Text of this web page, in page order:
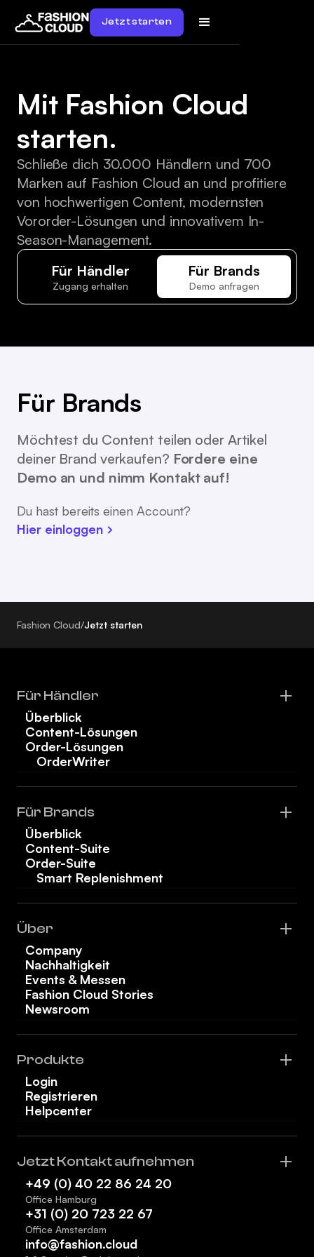
Jetzt starten
Mit Fashion Cloud
starten.
Schließe dich 30.000 Händlern und 700
Marken auf Fashion Cloud an und profitiere
von hochwertigen Content, modernsten
Vororder-Lösungen und innovativem In-
Season-Management.
Für Händler
Zugang erhalten
Für Brands
Demo anfragen
Für Brands
Möchtest du Content teilen oder Artikel
deiner Brand verkaufen? Fordere eine
Demo an und nimm Kontakt auf!
Du hast bereits einen Account?
Hier einloggen
Fashion Cloud/Jetzt starten
Für Händler
Überblick
Content-Lösungen
Order-Lösungen
OrderWriter
Für Brands
Überblick
Content-Suite
Order-Suite
Smart Replenishment
Über
Company
Nachhaltigkeit
Events & Messen
Fashion Cloud Stories
Newsroom
Produkte
Login
Registrieren
Helpcenter
Jetzt Kontakt aufnehmen
+49 (0) 40 22 86 24 20
Office Hamburg
+31 (0) 20 723 22 67
Office Amsterdam
info@fashion.cloud